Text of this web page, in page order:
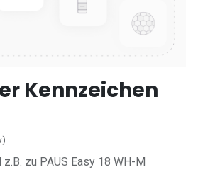
Kennzeichen
zu PAUS Easy 18 WH-M